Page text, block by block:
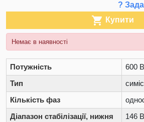
?
 Купити
Немає в наявності
Потужність
600
Тип
Кількість фаз
Діапазон стабілізації, нижня
146 В